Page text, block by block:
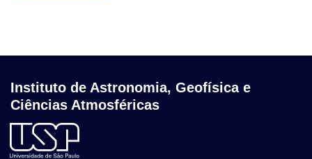
Instituto de Astronomia, Geofísica e
Ciências Atmosféricas